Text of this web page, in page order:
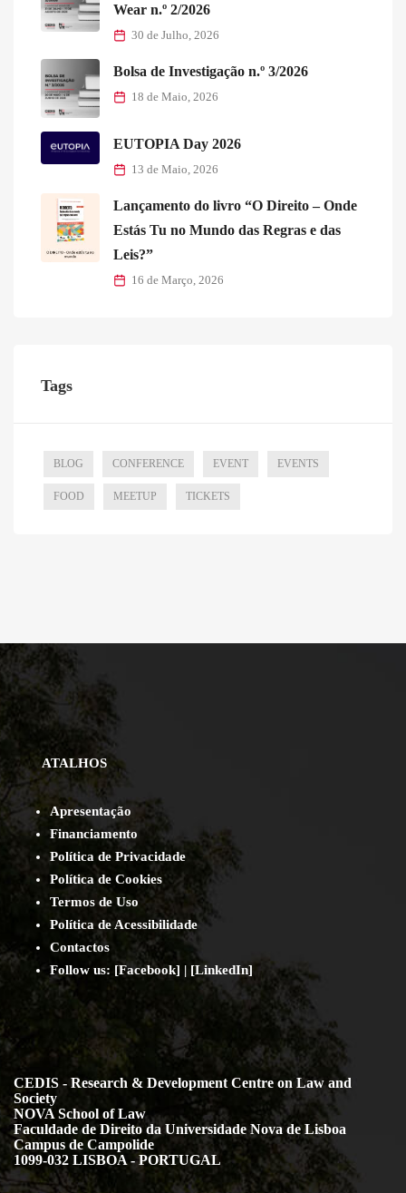
Wear n.º 2/2026
30 de Julho, 2026
Bolsa de Investigação n.º 3/2026
18 de Maio, 2026
EUTOPIA Day 2026
13 de Maio, 2026
Lançamento do livro “O Direito – Onde
Estás Tu no Mundo das Regras e das
Leis?”
16 de Março, 2026
Tags
BLOG CONFERENCE EVENT EVENTS
FOOD MEETUP TICKETS
ATALHOS
Apresentação
Financiamento
Política de Privacidade
Política de Cookies
Termos de Uso
Política de Acessibilidade
Contactos
Follow us: [Facebook] | [LinkedIn]
CEDIS - Research & Development Centre on Law and
Society
NOVA School of Law
Faculdade de Direito da Universidade Nova de Lisboa
Campus de Campolide
1099-032 LISBOA - PORTUGAL